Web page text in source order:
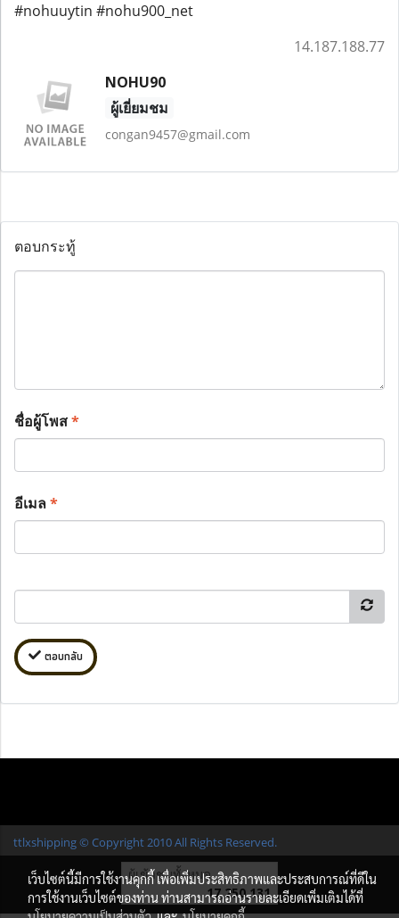
#nohuuytin #nohu900_net
14.187.188.77
NOHU90
ผู้เยี่ยมชม
congan9457@gmail.com
ตอบกระทู้
ชื่อผู้โพส*
อีเมล*
ตอบกลับ
ttlxshipping © Copyright 2010 All Rights Reserved.
ผู้เข้าชมทั้งหมด
17,250,131
เว็บไซต์นี้มีการใช้งานคุกกี้ เพื่อเพิ่มประสิทธิภาพและประสบการณ์ที่ดีใน
การใช้งานเว็บไซต์ของท่าน ท่านสามารถอ่านรายละเอียดเพิ่มเติมได้ที่